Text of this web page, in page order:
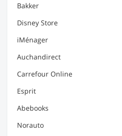
Bakker
Disney Store
iMénager
Auchandirect
Carrefour Online
Esprit
Abebooks
Norauto